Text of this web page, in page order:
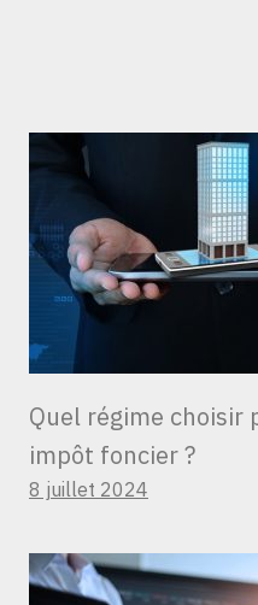
Quel régime choisir
impôt foncier ?
8 juillet 2024